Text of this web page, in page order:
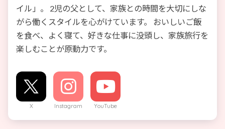
イル」。 2児の父として、家族との時間を大切にしな
がら働くスタイルを心がけています。 おいしいご飯
を食べ、よく寝て、好きな仕事に没頭し、家族旅行を
楽しむことが原動力です。
X Instagram YouTube